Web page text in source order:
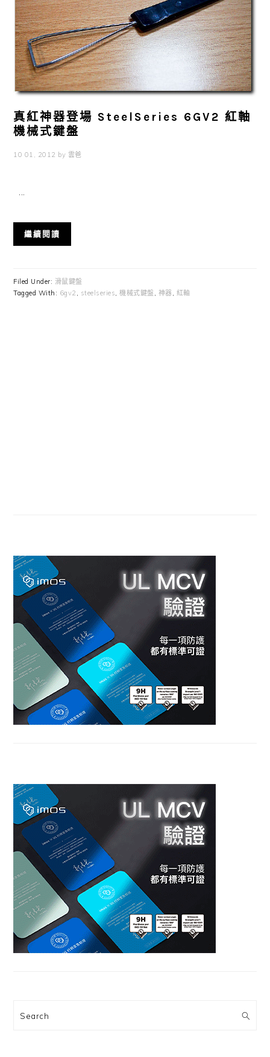
真紅神器登場 SteelSeries 6GV2 紅軸
機械式鍵盤
10 01, 2012 by 雲爸
繼續閱讀
Filed Under: 滑鼠鍵盤
Tagged With: 6gv2 steelseries ,機械式鍵盤 神器 紅軸
Search